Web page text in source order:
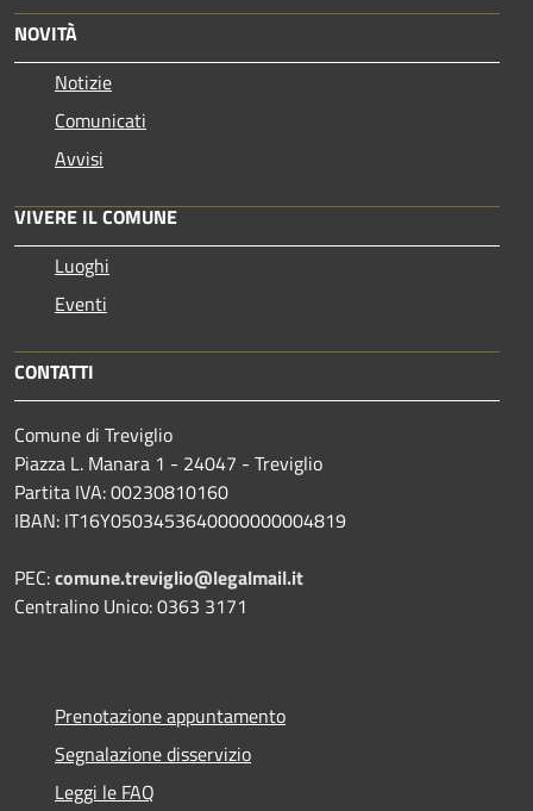
NOVITÀ
Notizie
Comunicati
Avvisi
VIVERE IL COMUNE
Luoghi
Eventi
CONTATTI
Comune di Treviglio
Piazza L. Manara 1 - 24047 - Treviglio
Partita IVA: 00230810160
IBAN: IT16Y0503453640000000004819
PEC:comune.treviglio@legalmail.it
Centralino Unico: 0363 3171
Prenotazione appuntamento
Segnalazione disservizio
Leggi le FAQ